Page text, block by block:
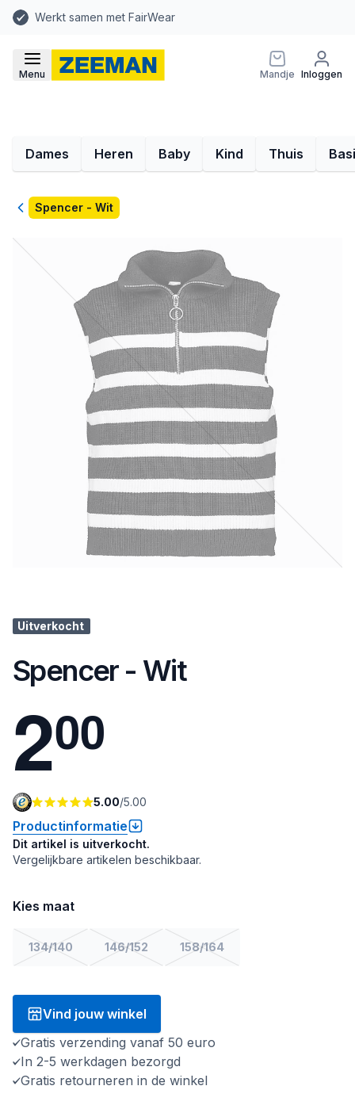
Werkt samen met FairWear
Menu Mandje Inloggen
Dames Heren Baby Kind Thuis
TerugSpencer - Wit
Uitverkocht
Spencer - Wit
200
5.00/5.00
Productinformatie
Dit artikel is uitverkocht.
Vergelijkbare artikelen beschikbaar.
Kies maat
134/140 146/152 158/164
Vind jouw winkel
Gratis verzending vanaf 50 euro
In 2-5 werkdagen bezorgd
Gratis retourneren in de winkel